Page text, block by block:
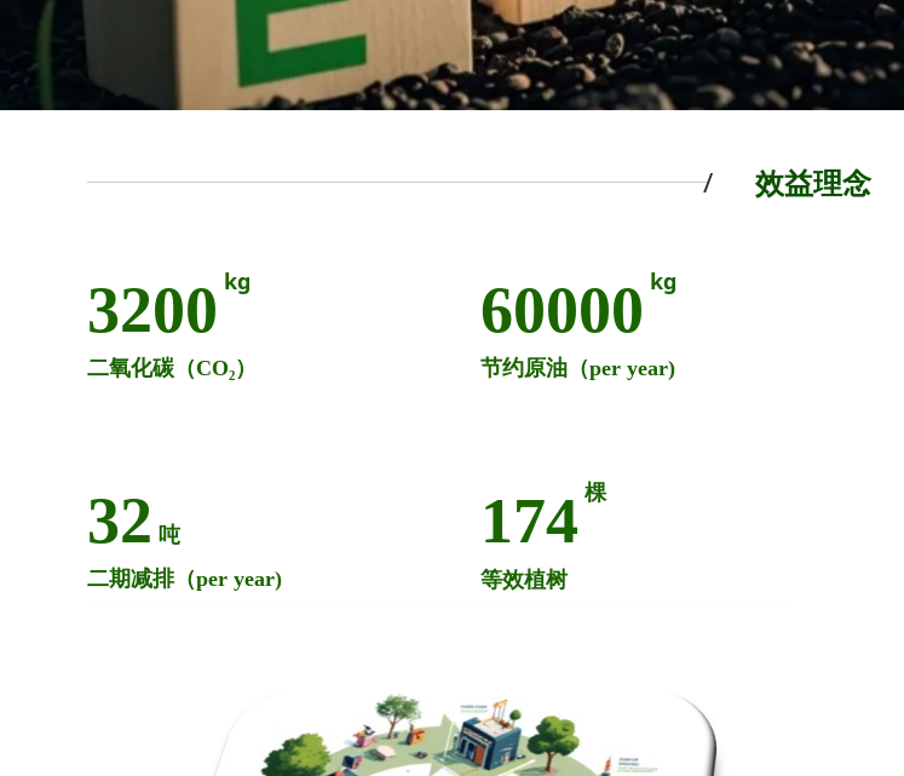
/ 效益理念
3200 kg
二氧化碳（CO₂）
60000 kg
节约原油（per year)
32 吨
二期减排（per year)
174 棵
等效植树